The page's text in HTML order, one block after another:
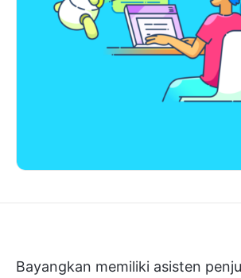
Bayangkan memiliki asisten